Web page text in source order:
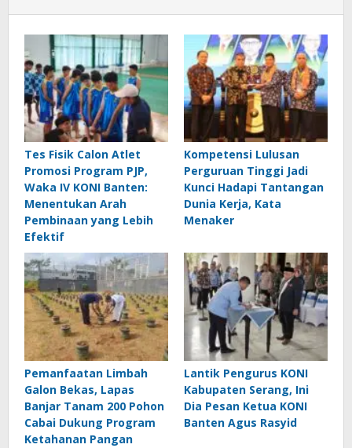
Tes Fisik Calon Atlet
Promosi Program PJP,
Waka IV KONI Banten:
Menentukan Arah
Pembinaan yang Lebih
Efektif
Kompetensi Lulusan
Perguruan Tinggi Jadi
Kunci Hadapi Tantangan
Dunia Kerja, Kata
Menaker
Pemanfaatan Limbah
Galon Bekas, Lapas
Banjar Tanam 200 Pohon
Cabai Dukung Program
Ketahanan Pangan
Lantik Pengurus KONI
Kabupaten Serang, Ini
Dia Pesan Ketua KONI
Banten Agus Rasyid